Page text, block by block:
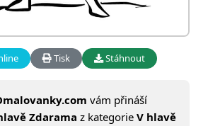
Tisk Stáhnout
vám přináší
Zdarama z kategorie V hlavě